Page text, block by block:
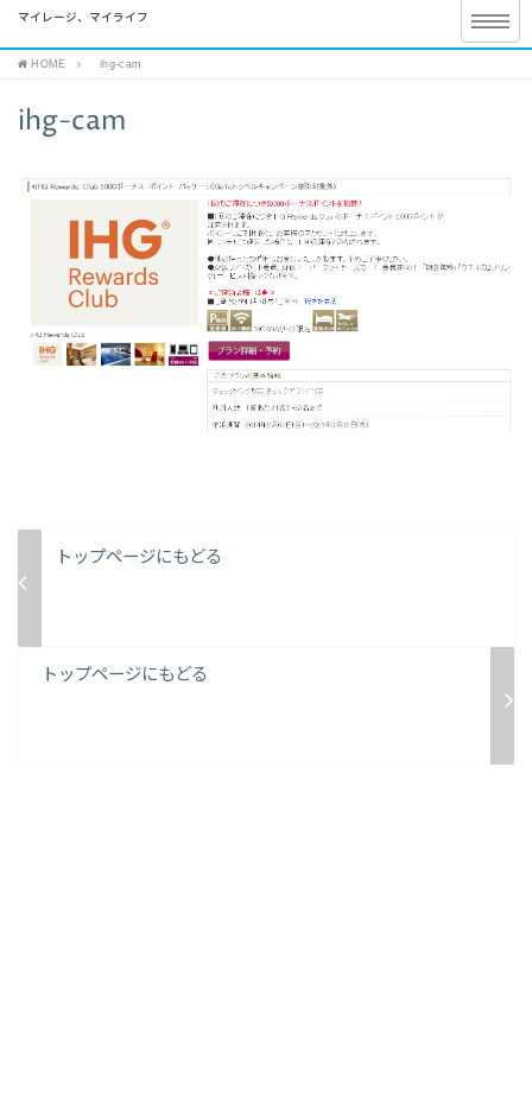
マイレージ、マイライフ
HOME ihg-cam
ihg-cam
トップページにもどる
トップページにもどる